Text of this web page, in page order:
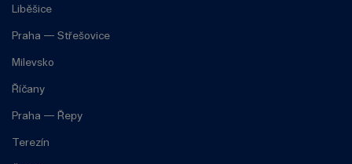
Liběšice
Praha — Střešovice
Milevsko
Říčany
Praha — Řepy
Terezín